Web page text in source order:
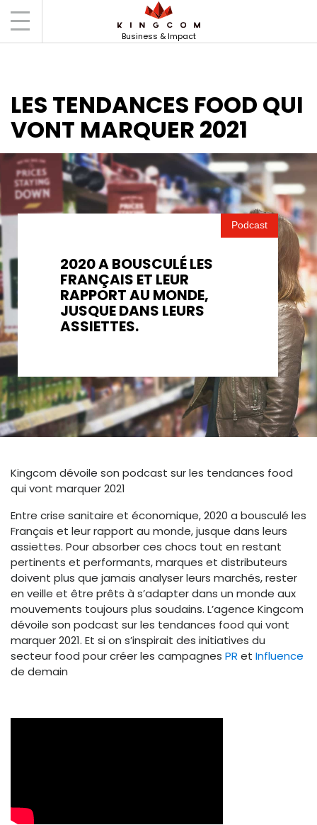
Business & Impact
Accueil
Les tendances Food qui vont
marquer 2021
LES TENDANCES FOOD QUI
VONT MARQUER 2021
2020 A BOUSCULÉ LES
FRANÇAIS ET LEUR
RAPPORT AU MONDE,
JUSQUE DANS LEURS
ASSIETTES.
Podcast
Kingcom dévoile son podcast sur les tendances food
qui vont marquer 2021
Entre crise sanitaire et économique, 2020 a bousculé les
Français et leur rapport au monde, jusque dans leurs
assiettes. Pour absorber ces chocs tout en restant
pertinents et performants, marques et distributeurs
doivent plus que jamais analyser leurs marchés, rester
en veille et être prêts à s’adapter dans un monde aux
mouvements toujours plus soudains. L’agence Kingcom
dévoile son podcast sur les tendances food qui vont
marquer 2021. Et si on s’inspirait des initiatives du
secteur food pour créer les campagnes PR et Influence
de demain